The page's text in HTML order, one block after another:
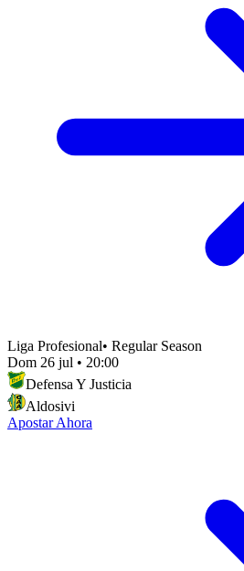
Liga Profesional• Regular Season
Dom 26 jul • 20:00
Defensa Y Justicia
Aldosivi
Apostar Ahora